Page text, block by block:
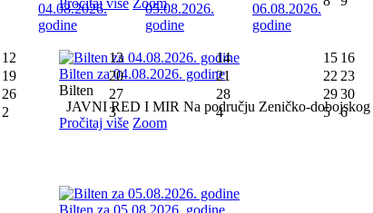
Bilten za 04.08.2026. godine
Bilten
JAVNI RED I MIR Na području Zeničko-dobojskog
Pročitaj više Zoom
Bilten za 05.08.2026. godine
04.08.2026.
godine
05.08.2026.
godine
06.08.2026.
godine
12 13 14 15 16
19 20 21 22 23
26 27 28 2930
2 3 4 5 6